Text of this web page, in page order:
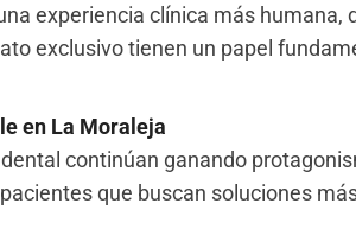
experiencia clínica más humana,
exclusivo tienen un papel
en La Moraleja
continúan ganando
que buscan soluciones